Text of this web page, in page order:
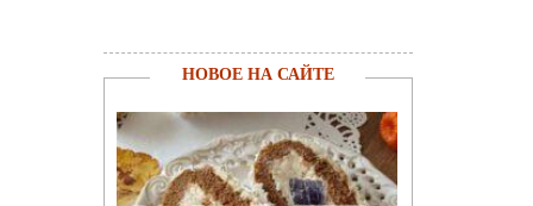
НОВОЕ НА САЙТЕ